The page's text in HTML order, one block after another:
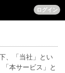
ログイン
、「当社」とい
本サービス」と